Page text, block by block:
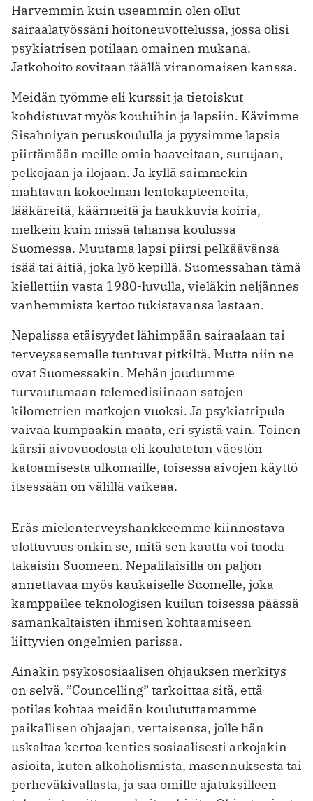
Harvemmin kuin useammin olen ollut
sairaalatyössäni hoitoneuvottelussa, jossa olisi
psykiatrisen potilaan omainen mukana.
Jatkohoito sovitaan täällä viranomaisen kanssa.
Meidän työmme eli kurssit ja tietoiskut
kohdistuvat myös kouluihin ja lapsiin. Kävimme
Sisahniyan peruskoululla ja pyysimme lapsia
piirtämään meille omia haaveitaan, surujaan,
pelkojaan ja ilojaan. Ja kyllä saimmekin
mahtavan kokoelman lentokapteeneita,
lääkäreitä, käärmeitä ja haukkuvia koiria,
melkein kuin missä tahansa koulussa
Suomessa. Muutama lapsi piirsi pelkäävänsä
isää tai äitiä, joka lyö kepillä. Suomessahan tämä
kiellettiin vasta 1980-luvulla, vieläkin neljännes
vanhemmista kertoo tukistavansa lastaan.
Nepalissa etäisyydet lähimpään sairaalaan tai
terveysasemalle tuntuvat pitkiltä. Mutta niin ne
ovat Suomessakin. Mehän joudumme
turvautumaan telemedisiinaan satojen
kilometrien matkojen vuoksi. Ja psykiatripula
vaivaa kumpaakin maata, eri syistä vain. Toinen
kärsii aivovuodosta eli koulutetun väestön
katoamisesta ulkomaille, toisessa aivojen käyttö
itsessään on välillä vaikeaa.
Eräs mielenterveyshankkeemme kiinnostava
ulottuvuus onkin se, mitä sen kautta voi tuoda
takaisin Suomeen. Nepalilaisilla on paljon
annettavaa myös kaukaiselle Suomelle, joka
kamppailee teknologisen kuilun toisessa päässä
samankaltaisten ihmisen kohtaamiseen
liittyvien ongelmien parissa.
Ainakin psykososiaalisen ohjauksen merkitys
on selvä. ”Councelling” tarkoittaa sitä, että
potilas kohtaa meidän koulututtamamme
paikallisen ohjaajan, vertaisensa, jolle hän
uskaltaa kertoa kenties sosiaalisesti arkojakin
asioita, kuten alkoholismista, masennuksesta tai
perheväkivallasta, ja saa omille ajatuksilleen